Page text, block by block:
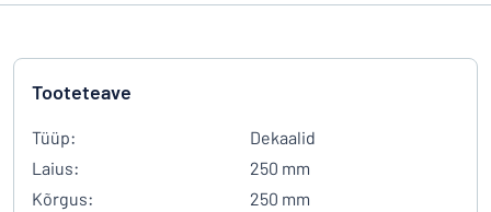
Tooteteave
Tüüp:
Dekaalid
Laius:
250 mm
Kõrgus:
250 mm